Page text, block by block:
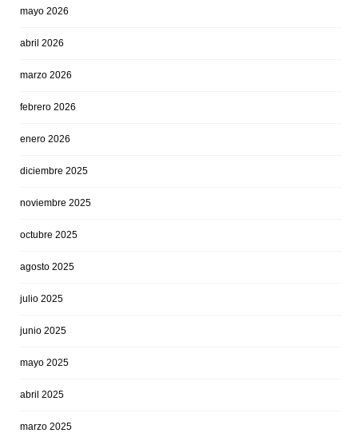
mayo 2026
abril 2026
marzo 2026
febrero 2026
enero 2026
diciembre 2025
noviembre 2025
octubre 2025
agosto 2025
julio 2025
junio 2025
mayo 2025
abril 2025
marzo 2025